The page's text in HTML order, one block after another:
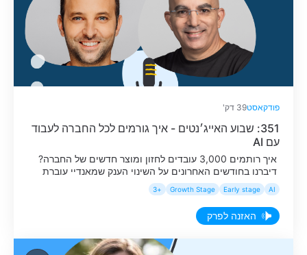
פודקאסט39 דק'
351: שבוע האייג׳נטים - איך גורמים לכל החברה לעבוד
עם AI
איך רותמים 3,000 עובדים לחזון ומוצר חדשים של החברה?
דיברנו בחודשים האחרונים על השינוי הענק שמאנדיי עוברת
בעקבות מהפכת ה-AI, ועכשיו הגיע הזמן לרתום את כלל
החברה בפועל לטרנספורמציה המוצרית והעסקית. אבל איך
AI
Early stage
Growth Stage
+3
האזנה לפרק